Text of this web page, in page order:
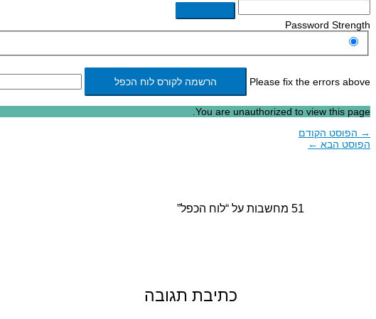
Password Strength
Please fix the errors above
You are unauthorized to view this page.
→ הפוסט הקודם
הפוסט הבא ←
51 מחשבות על “לוח הכפל”
כתיבת תגובה